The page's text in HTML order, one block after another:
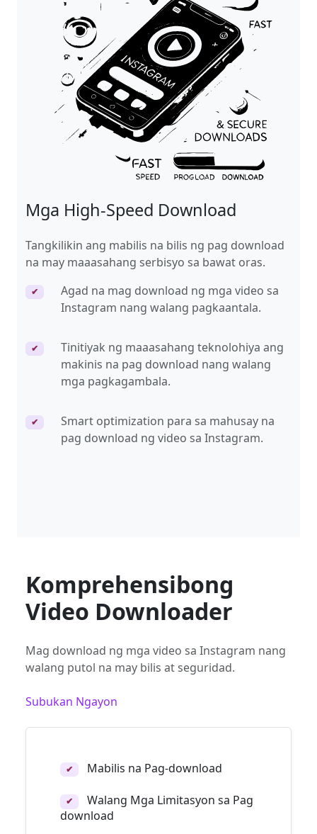
Mga High-Speed Download
Tangkilikin ang mabilis na bilis ng pag download
na may maaasahang serbisyo sa bawat oras.
✔
Agad na mag download ng mga video sa
Instagram nang walang pagkaantala.
✔
Tinitiyak ng maaasahang teknolohiya ang
makinis na pag download nang walang
mga pagkagambala.
✔
Smart optimization para sa mahusay na
pag download ng video sa Instagram.
Komprehensibong
Video Downloader
Mag download ng mga video sa Instagram nang
walang putol na may bilis at seguridad.
Subukan Ngayon
✔ Mabilis na Pag-download
✔
Walang Mga Limitasyon sa Pag
download